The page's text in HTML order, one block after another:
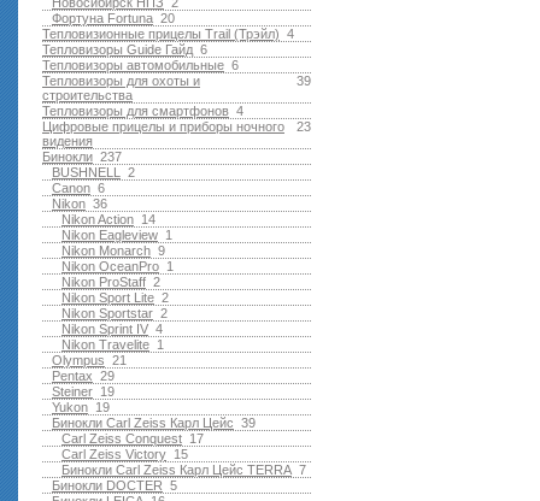
20
Фортуна Fortuna
4
Тепловизионные прицелы Trail (Трэйл)
6
Тепловизоры Guide Гайд
6
Тепловизоры автомобильные
39
Тепловизоры для охоты и
строительства
4
Тепловизоры для смартфонов
23
Цифровые прицелы и приборы ночного
видения
237
Бинокли
2
BUSHNELL
6
Canon
36
Nikon
14
Nikon Action
1
Nikon Eagleview
9
Nikon Monarch
1
Nikon OceanPro
2
Nikon ProStaff
2
Nikon Sport Lite
2
Nikon Sportstar
4
Nikon Sprint IV
1
Nikon Travelite
21
Olympus
29
Pentax
19
Steiner
19
Yukon
39
Бинокли Carl Zeiss Карл Цейс
17
Carl Zeiss Conquest
15
Carl Zeiss Victory
7
Бинокли Carl Zeiss Карл Цейс TERRA
5
Бинокли DOCTER